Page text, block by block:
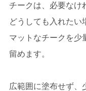
チークは、必要なけ
どうしても入れたい
マットなチークを少
留めます。
広範囲に塗布せず、